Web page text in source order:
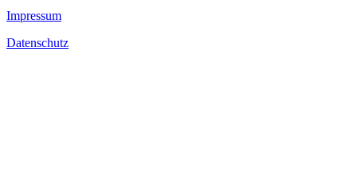
Impressum
Datenschutz